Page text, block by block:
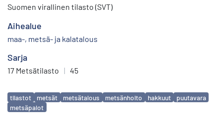
Suomen virallinen tilasto (SVT)
Aihealue
maa-, metsä- ja kalatalous
Sarja
17 Metsätilasto | 45
Avainsanat
tilastot metsät metsätalous metsänhoito hakkuut
puutavara
metsäpalot